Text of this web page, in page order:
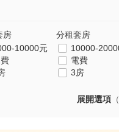
房 分租套房
10000元 10000-
電費
3房
展開選項